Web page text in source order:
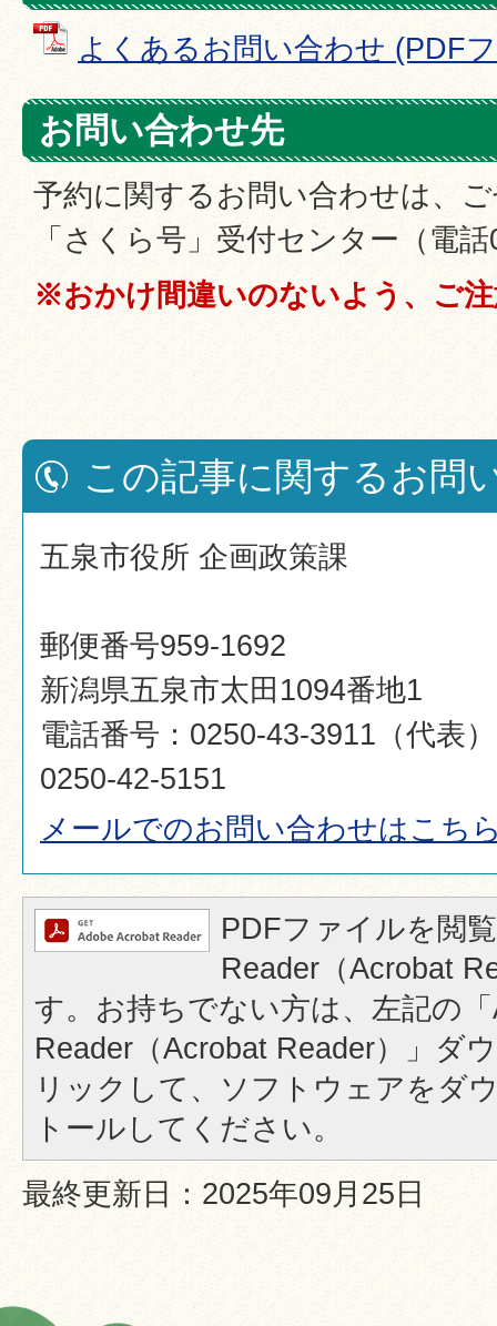
よくあるお問い合わせ (PDF
お問い合わせ先
予約に関するお問い合わせは、
「さくら号」受付センター（電
※おかけ間違いのないよう、ご
この記事に関するお問
五泉市役所 企画政策課
郵便番号959-1692
新潟県五泉市太田1094番地1
電話番号：0250-43-3911（代表
0250-42-5151
メールでのお問い合わせはこち
PDFファイルを閲
Reader（Acrobat
す。お持ちでない方は、左記の
Reader（Acrobat Reader）」ダ
リックして、ソフトウェアをダ
トールしてください。
最終更新日：2025年09月25日